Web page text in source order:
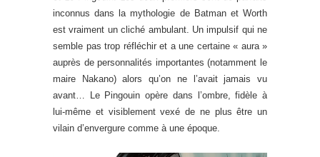
inconnus dans la mythologie de Batman et Worth
est vraiment un cliché ambulant. Un impulsif qui ne
semble pas trop réfléchir et a une certaine « aura »
auprès de personnalités importantes (notamment le
maire Nakano) alors qu’on ne l’avait jamais vu
avant… Le Pingouin opère dans l’ombre, fidèle à
lui-même et visiblement vexé de ne plus être un
vilain d’envergure comme à une époque.